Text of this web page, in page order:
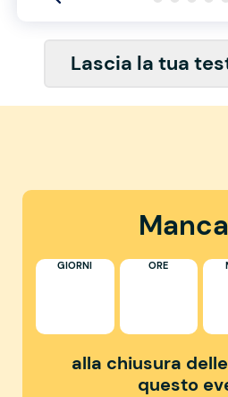
Lascia la tua
GIORNI ORE
alla chiusura
questo